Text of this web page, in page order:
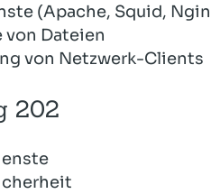
(Apache, Squid,
von Dateien
von Netzwerk-Clients
202